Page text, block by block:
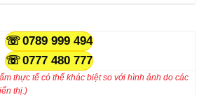
0789 999 494
0777 480 777
thực tế có thể khác biệt so với hình ảnh do các
thị.)